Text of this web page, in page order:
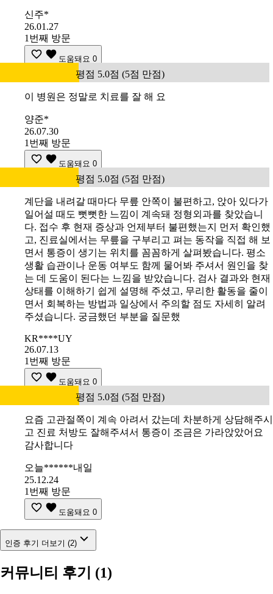
신주*
26.01.27
1번째 방문
도움돼요 0
평점 5.0점 (5점 만점)
이 병원은 정말로 치료를 잘 해 요
양준*
26.07.30
1번째 방문
도움돼요 0
평점 5.0점 (5점 만점)
계단을 내려갈 때마다 무릎 안쪽이 불편하고, 앉아 있다가
일어설 때도 뻣뻣한 느낌이 계속돼 정형외과를 찾았습니
다. 접수 후 현재 증상과 언제부터 불편했는지 먼저 확인했
고, 진료실에서는 무릎을 구부리고 펴는 동작을 직접 해 보
면서 통증이 생기는 위치를 꼼꼼하게 살펴봤습니다. 평소
생활 습관이나 운동 여부도 함께 물어봐 주셔서 원인을 찾
는 데 도움이 된다는 느낌을 받았습니다. 검사 결과와 현재
상태를 이해하기 쉽게 설명해 주셨고, 무리한 활동을 줄이
면서 회복하는 방법과 일상에서 주의할 점도 자세히 알려
주셨습니다. 궁금했던 부분을 질문했
KR****UY
26.07.13
1번째 방문
도움돼요 0
평점 5.0점 (5점 만점)
요즘 고관절쪽이 계속 아려서 갔는데 차분하게 상담해주시
고 진료 처방도 잘해주셔서 통증이 조금은 가라앉았어요
감사합니다
오늘******내일
25.12.24
1번째 방문
도움돼요 0
인증 후기 더보기 (2)
커뮤니티 후기 (1)